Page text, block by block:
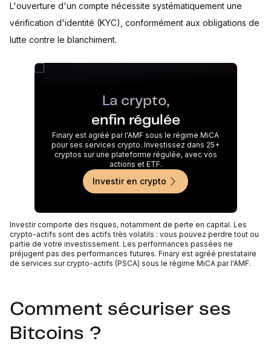
L'ouverture d'un compte nécessite systématiquement une
vérification d'identité (KYC), conformément aux obligations de
lutte contre le blanchiment.
La crypto,
enfin régulée
Finary est agréé par l'AMF sous le régime MiCA
pour ses services crypto. Investissez dans 25+
cryptos sur une plateforme régulée, avec vos
actions et ETF.
Investir en crypto
Investir comporte des risques, notamment de perte en capital. Les
crypto-actifs sont des actifs très volatils : vous pouvez perdre tout ou
partie de votre investissement. Les performances passées ne
préjugent pas des performances futures. Finary est agréé prestataire
de services sur crypto-actifs (PSCA) sous le régime MiCA par l'AMF.
Comment sécuriser ses
Bitcoins ?